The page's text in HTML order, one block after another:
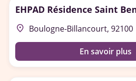
EHPAD Résidence Saint
place Boulogne-Billancourt, 92100
En savoir plus